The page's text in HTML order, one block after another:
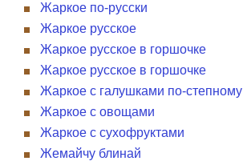
Жаркое по-русски
Жаркое русское
Жаркое русское в горшочке
Жаркое русское в горшочке
Жаркое с галушками по-степному
Жаркое с овощами
Жаркое с сухофруктами
Жемайчу блинай